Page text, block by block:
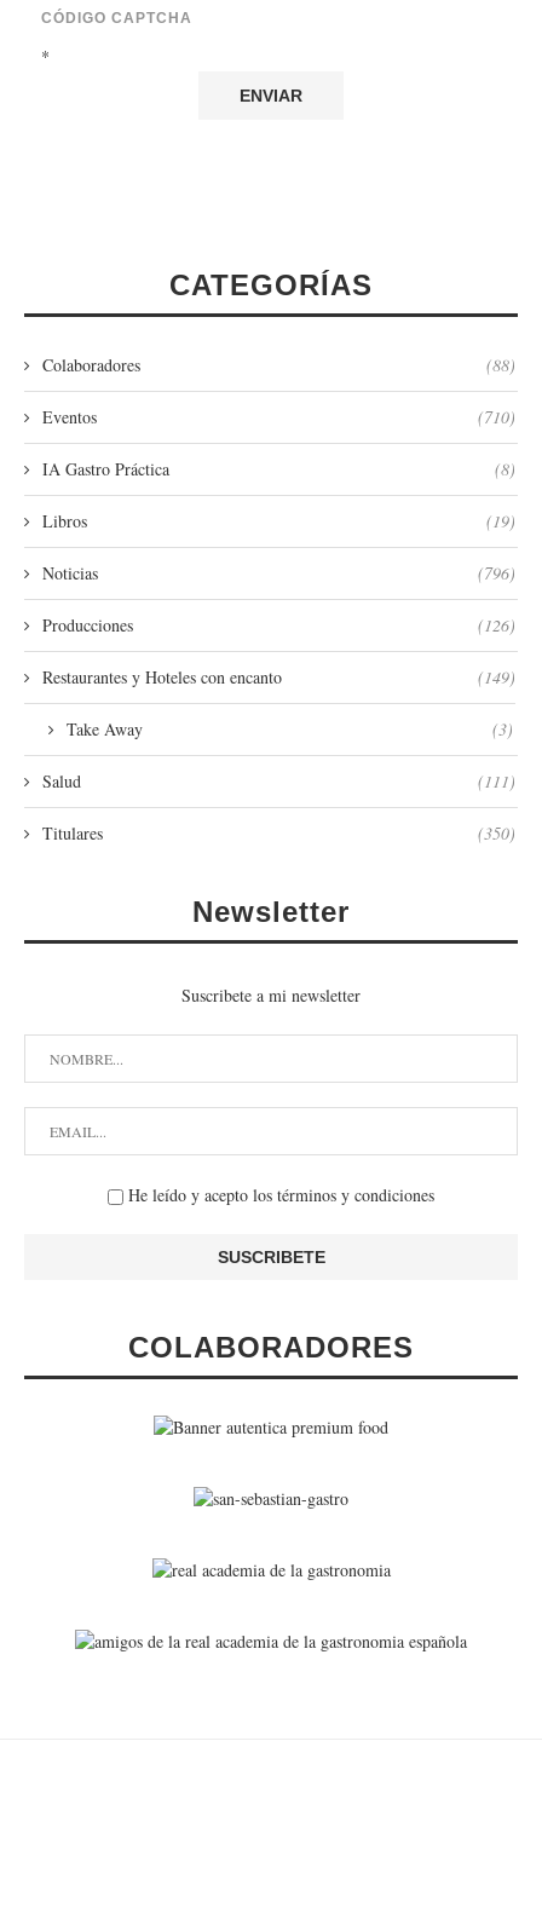
CÓDIGO CAPTCHA
*
CATEGORÍAS
Colaboradores (88)
Eventos (710)
IA Gastro Práctica (8)
Libros (19)
Noticias (796)
Producciones (126)
Restaurantes y Hoteles con encanto (149)
Take Away (3)
Salud (111)
Titulares (350)
Newsletter
Suscribete a mi newsletter
He leído y acepto los términos y condiciones
COLABORADORES